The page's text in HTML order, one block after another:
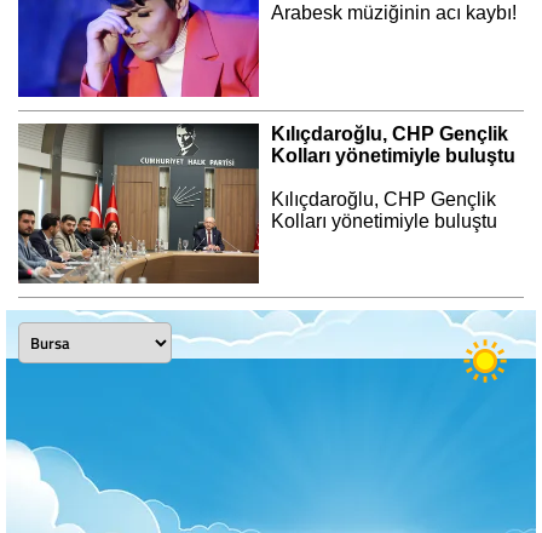
Arabesk müziğinin acı kaybı!
Kılıçdaroğlu, CHP Gençlik
Kolları yönetimiyle buluştu
Kılıçdaroğlu, CHP Gençlik
Kolları yönetimiyle buluştu